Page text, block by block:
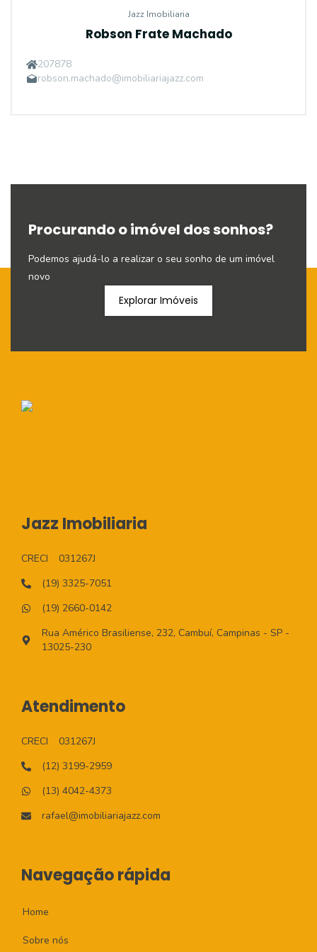
Jazz Imobiliaria
Robson Frate Machado
207878
robson.machado@imobiliariajazz.com
Procurando o imóvel dos sonhos?
Podemos ajudá-lo a realizar o seu sonho de um imóvel
novo
Explorar Imóveis
Jazz Imobiliaria
CRECI
031267J
(19) 3325-7051
(19) 2660-0142
Rua Américo Brasiliense, 232, Cambuí, Campinas - SP -
13025-230
Atendimento
CRECI
031267J
(12) 3199-2959
(13) 4042-4373
rafael@imobiliariajazz.com
Navegação rápida
Home
Sobre nós